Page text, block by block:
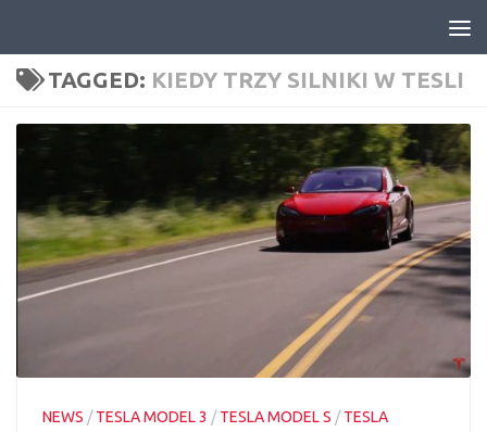
TAGGED: KIEDY TRZY SILNIKI W TESLI
NEWS /TESLA MODEL 3 /TESLA MODEL S /TESLA